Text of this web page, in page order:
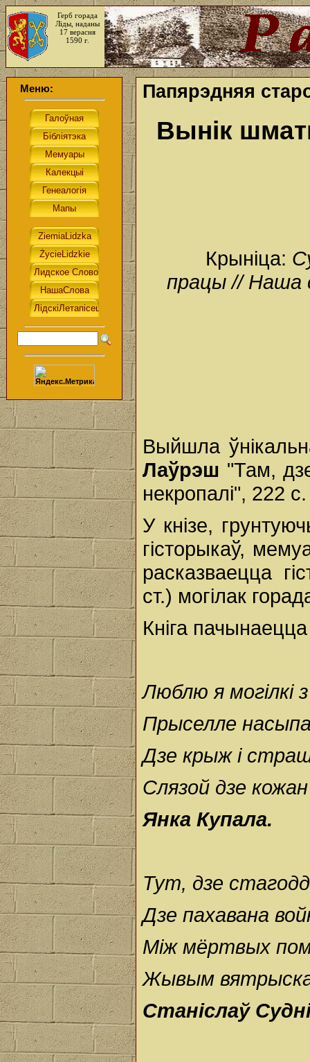
Герб горада
Ліды, наданы
17 верасня
1590 г.
Меню: Папярэдняя
Вынік
Крыніца:
працы // Наша
Выйшла
Лаўрэш "Там,
некропалі", 222 с.
У кнізе,
гісторыкаў,
расказваецца
ст.) могілак
Кніга
Люблю я могілкі
Прыселле
Дзе крыж і
Слязой дзе
Янка Купала.
Тут, дзе
Дзе пахавана
Між мёртвых
Жывым
Станіслаў